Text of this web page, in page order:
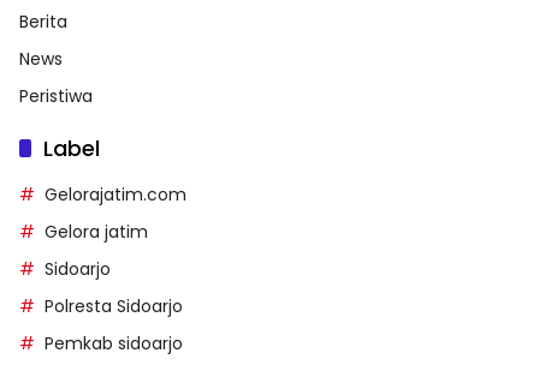
Berita
News
Peristiwa
Label
Gelorajatim.com
Gelora jatim
Sidoarjo
Polresta Sidoarjo
Pemkab sidoarjo